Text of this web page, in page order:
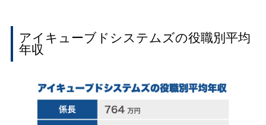
アイキューブドシステムズの役職別平均
年収